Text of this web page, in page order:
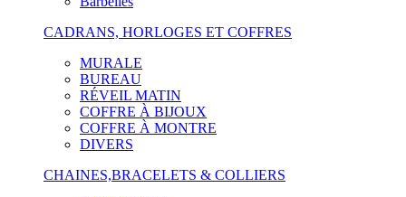
CADRANS, HORLOGES ET COFFRES
MURALE
BUREAU
RÉVEIL MATIN
COFFRE À BIJOUX
COFFRE À MONTRE
DIVERS
CHAINES,BRACELETS & COLLIERS